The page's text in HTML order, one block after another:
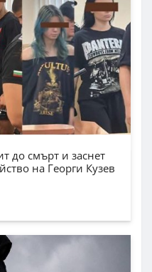
до смърт и заснет
на Георги Кузев